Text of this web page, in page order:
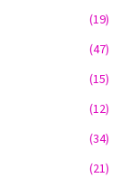
(19)
(47)
(15)
(12)
(34)
(21)